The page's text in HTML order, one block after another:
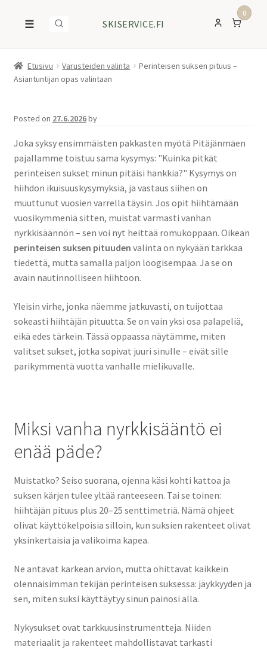
☰ SKISERVICE.FI
0
Etusivu Varusteiden valinta
Perinteisen suksen pituus –
Asiantuntijan opas valintaan
Posted on 27.6.2026by
Joka syksy ensimmäisten pakkasten myötä Pitäjänmäen
pajallamme toistuu sama kysymys: "Kuinka pitkät
perinteisen sukset minun pitäisi hankkia?" Kysymys on
hiihdon ikuisuuskysymyksiä, ja vastaus siihen on
muuttunut vuosien varrella täysin. Jos opit hiihtämään
vuosikymmeniä sitten, muistat varmasti vanhan
nyrkkisäännön – sen voi nyt heittää romukoppaan. Oikean
perinteisen suksen pituuden valinta on nykyään tarkkaa
tiedettä, mutta samalla paljon loogisempaa. Ja se on
avain nautinnolliseen hiihtoon.
Yleisin virhe, jonka näemme jatkuvasti, on tuijottaa
sokeasti hiihtäjän pituutta. Se on vain yksi osa palapeliä,
eikä edes tärkein. Tässä oppaassa näytämme, miten
valitset sukset, jotka sopivat juuri sinulle – eivät sille
parikymmentä vuotta vanhalle mielikuvalle.
Miksi vanha nyrkkisääntö ei
enää päde?
Muistatko? Seiso suorana, ojenna käsi kohti kattoa ja
suksen kärjen tulee yltää ranteeseen. Tai se toinen:
hiihtäjän pituus plus 20–25 senttimetriä. Nämä ohjeet
olivat käyttökelpoisia silloin, kun suksien rakenteet olivat
yksinkertaisia ja valikoima kapea.
Ne antavat karkean arvion, mutta ohittavat kaikkein
olennaisimman tekijän perinteisen suksessa: jäykkyyden ja
sen, miten suksi käyttäytyy sinun painosi alla.
Nykysukset ovat tarkkuusinstrumentteja. Niiden
materiaalit ja rakenteet mahdollistavat tarkasti